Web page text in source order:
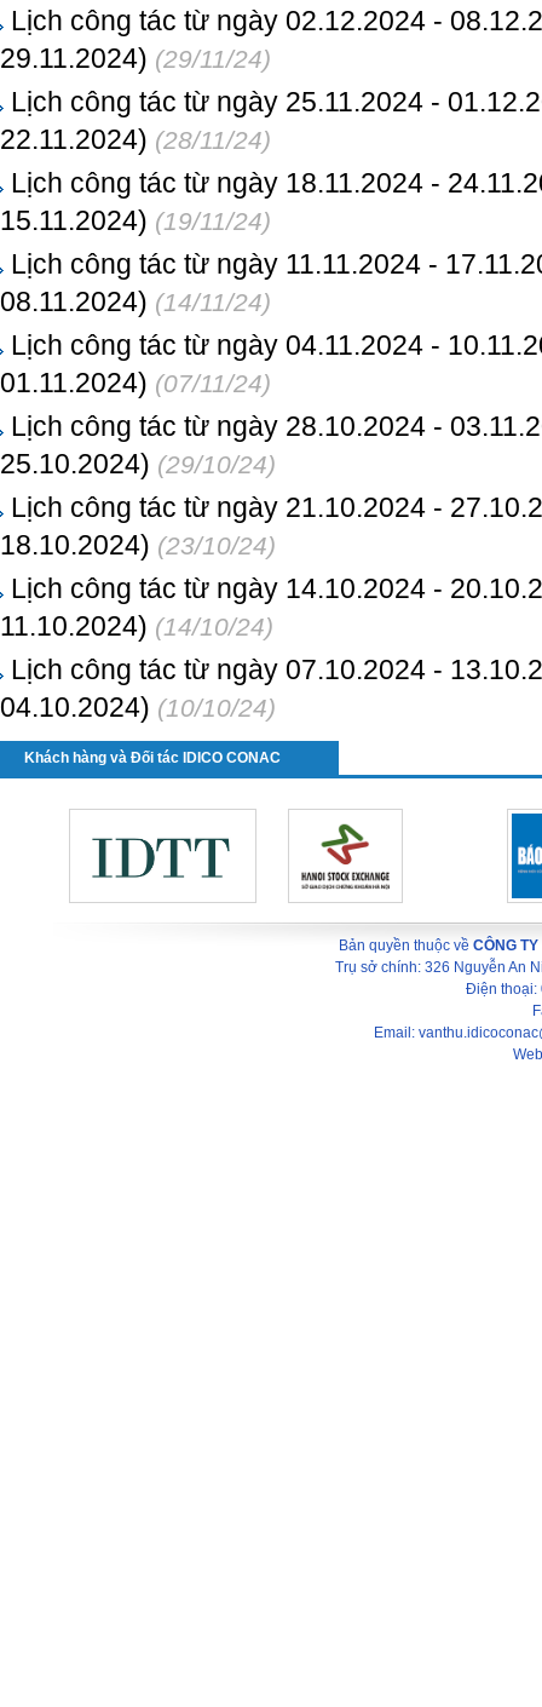
Lịch công tác từ ngày 02.12.2024 -
29.11.2024) (29/11/24)
Lịch công tác từ ngày 25.11.2024 -
22.11.2024) (28/11/24)
Lịch công tác từ ngày 18.11.2024 -
15.11.2024) (19/11/24)
Lịch công tác từ ngày 11.11.2024 -
08.11.2024) (14/11/24)
Lịch công tác từ ngày 04.11.2024 -
01.11.2024) (07/11/24)
Lịch công tác từ ngày 28.10.2024 -
25.10.2024) (29/10/24)
Lịch công tác từ ngày 21.10.2024 -
18.10.2024) (23/10/24)
Lịch công tác từ ngày 14.10.2024 -
11.10.2024) (14/10/24)
Lịch công tác từ ngày 07.10.2024 -
04.10.2024) (10/10/24)
Khách hàng và Đối tác IDICO CONAC
Bản quyền thuộc về CÔNG
Trụ sở chính: 326 Nguyễn An
Điện thoại:
Email: